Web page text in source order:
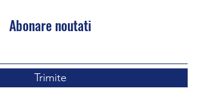
Abonare noutati
Trimite